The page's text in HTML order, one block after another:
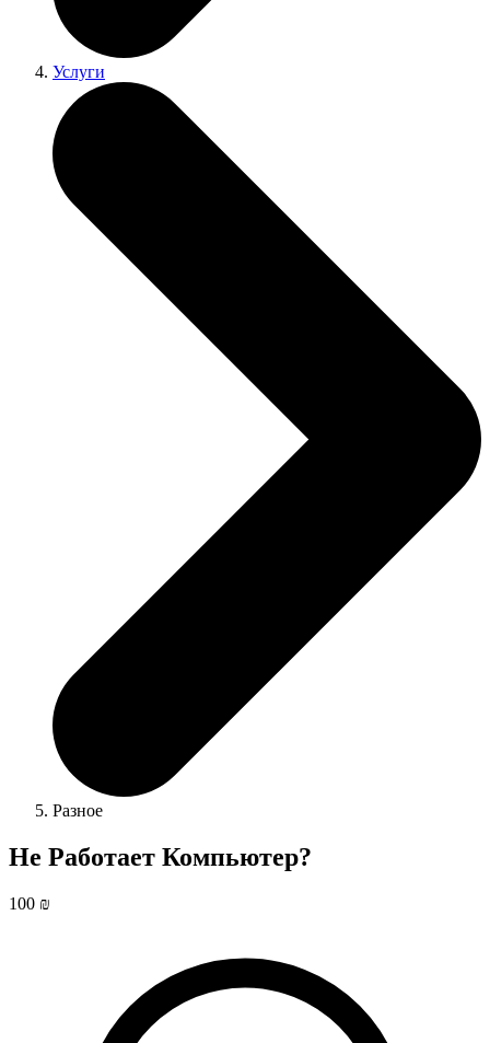
Услуги
Разное
Не Работает Компьютер?
100 ₪